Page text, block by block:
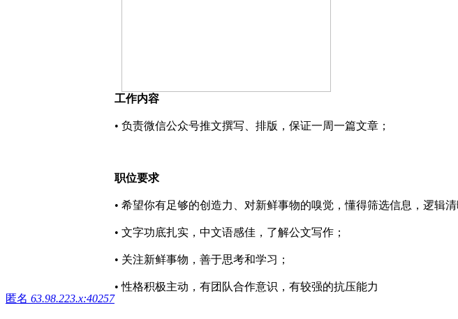
匿名 63.98.223.x:40257
工作内容
• 负责微信公众号推文撰写、排版，保证一周一篇文章；
职位要求
• 希望你有足够的创造力、对新鲜事物的嗅觉，懂得筛选信息，逻辑清
• 文字功底扎实，中文语感佳，了解公文写作；
• 关注新鲜事物，善于思考和学习；
• 性格积极主动，有团队合作意识，有较强的抗压能力